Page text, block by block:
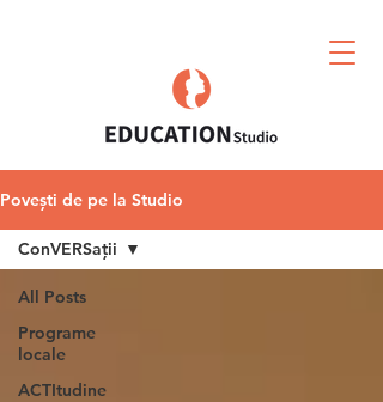
Povești de pe la Studio
All Posts
Programe
locale
ACTItudine
ConVERSații